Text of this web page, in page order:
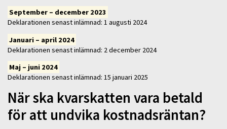
September – december 2023
Deklarationen senast inlämnad: 1 augusti 2024
Januari – april 2024
Deklarationen senast inlämnad: 2 december 2024
Maj – juni 2024
Deklarationen senast inlämnad: 15 januari 2025
När ska kvarskatten vara betald
för att undvika kostnadsräntan?